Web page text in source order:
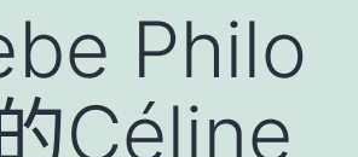
Philo
Céline